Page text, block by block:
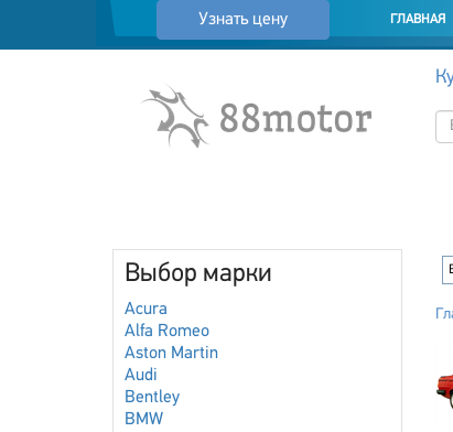
Узнать цену ГЛАВНАЯ
Выбор марки
Acura
Alfa Romeo
Aston Martin
Audi
Bentley
BMW